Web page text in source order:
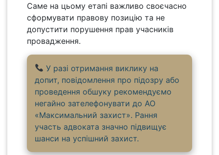
Саме на цьому етапі важливо своєчасно
сформувати правову позицію та не
допустити порушення прав учасників
провадження.
У разі отримання виклику на
допит, повідомлення про підозру або
проведення обшуку рекомендуємо
негайно зателефонувати до АО
«Максимальний захист». Рання
участь адвоката значно підвищує
шанси на успішний захист.